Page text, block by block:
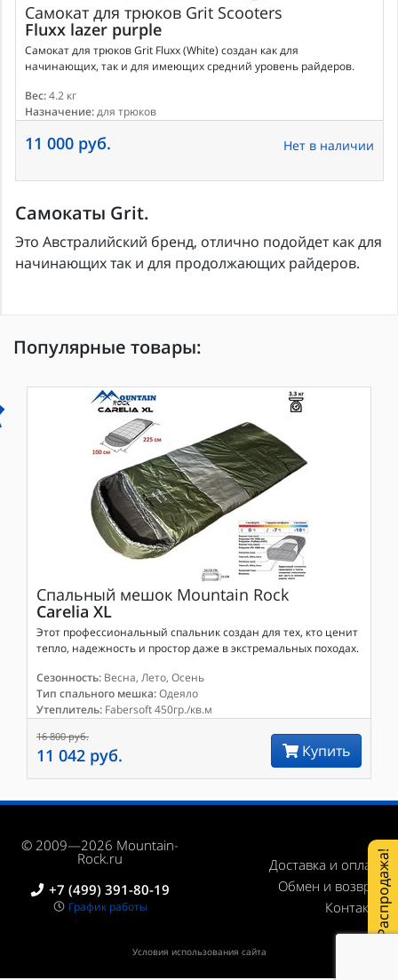
Самокат для трюков Grit Scooters
Fluxx lazer purple
Самокат для трюков Grit Fluxx (White) создан как для
начинающих, так и для имеющих средний уровень райдеров.
Вес:4.2 кг
Назначение:для трюков
11 000 руб. Нет в наличии
Самокаты Grit.
Это Австралийский бренд, отлично подойдет как для
начинающих так и для продолжающих райдеров.
Популярные товары:
Спальный мешок Mountain Rock
Carelia XL
Этот профессиональный спальник создан для тех, кто ценит
тепло, надежность и простор даже в экстремальных походах.
Сезонность: Весна, Лето, Осень
Тип спального мешка:Одеяло
Утеплитель: Fabersoft 450гр./кв.м
16 800 руб.
11 042 руб. Купить
© 2009—2026 Mountain-
Rock.ru
+7 (499) 391-80-19
График работы
Доставка и оплата
Обмен и возврат
Контакты
Условия использования сайта
Распродажа!